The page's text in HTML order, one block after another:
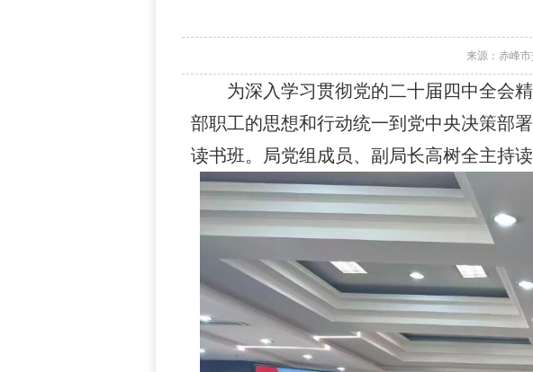
来源：赤峰
为深入学习贯彻党的二十届四中全会
部职工的思想和行动统一到党中央决策部
读书班。局党组成员、副局长高树全主持读